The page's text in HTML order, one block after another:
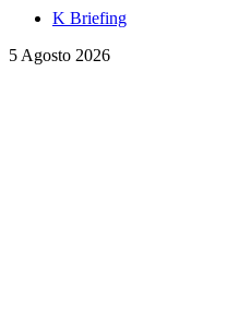
K Briefing
5 Agosto 2026